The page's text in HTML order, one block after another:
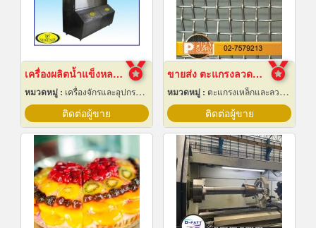
เครื่องผลิตน้ำแข็งหลอด เชียงใหม่
หมวดหมู่ : เครื่องจักรและอุปกรณ์ผลิตน้ำแข็ง
ติดต่อผู้ขาย
ขายส่ง ตะแกรงลวดสานสแตนเลส
หมวดหมู่ : ตะแกรงเหล็กและลวดตาข่าย
ติดต่อผู้ขาย